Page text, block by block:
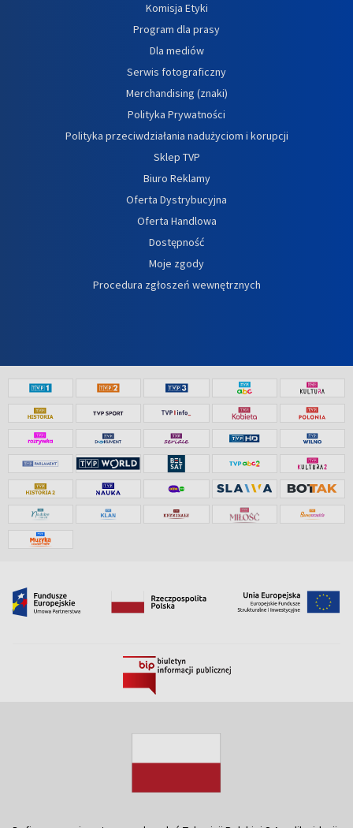
Komisja Etyki
Program dla prasy
Dla mediów
Serwis fotograficzny
Merchandising (znaki)
Polityka Prywatności
Polityka przeciwdziałania nadużyciom i korupcji
Sklep TVP
Biuro Reklamy
Oferta Dystrybucyjna
Oferta Handlowa
Dostępność
Moje zgody
Procedura zgłoszeń wewnętrznych